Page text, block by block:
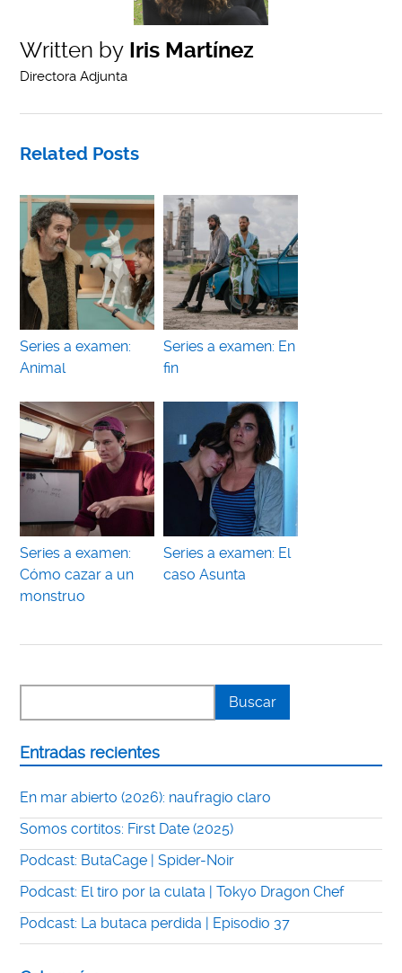
Written by Iris Martínez
Directora Adjunta
Related Posts
Series a examen:
Animal
Series a examen: En
fin
Series a examen:
Cómo cazar a un
monstruo
Series a examen: El
caso Asunta
Entradas recientes
En mar abierto (2026): naufragio claro
Somos cortitos: First Date (2025)
Podcast: ButaCage | Spider-Noir
Podcast: El tiro por la culata | Tokyo Dragon Chef
Podcast: La butaca perdida | Episodio 37